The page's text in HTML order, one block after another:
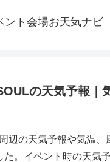
ント会場お天気ナビ
の天気予報｜
辺の天気予報や気温、
た。イベント時の天気